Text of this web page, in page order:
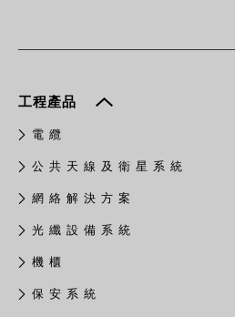
工程產品
電 纜
公 共 天 線 及 衛 星 系 統
網 絡 解 決 方 案
光 纖 設 備 系 統
機 櫃
保 安 系 統